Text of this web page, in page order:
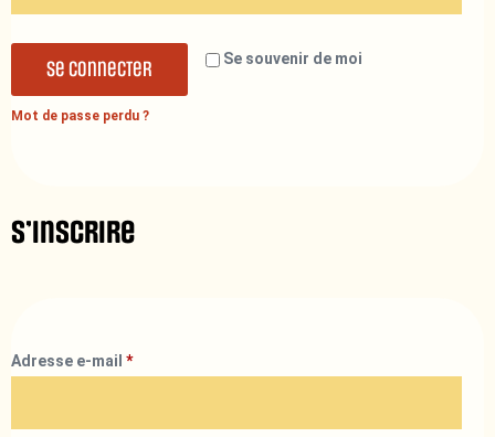
Se souvenir de moi
Se connecter
Mot de passe perdu ?
S’inscrire
Adresse e-mail *